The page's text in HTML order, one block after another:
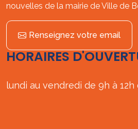
nouvelles de la mairie de Ville de
Renseignez votre email
HORAIRES
lundi au vendredi de 9h à 12h